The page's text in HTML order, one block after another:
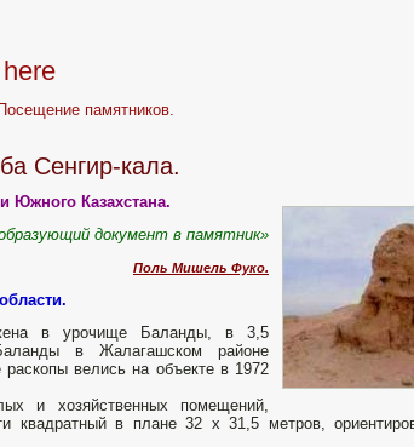
памятников.
Сенгир-кала.
Южного Казахстана.
документ в памятник»
Поль Мишель Фуко.
в урочище Баланды, в 3,5
в Жалагашском районе
раскопы велись на объекте в 1972
и хозяйственных помещений,
квадратный в плане 32 х 31,5 метров,